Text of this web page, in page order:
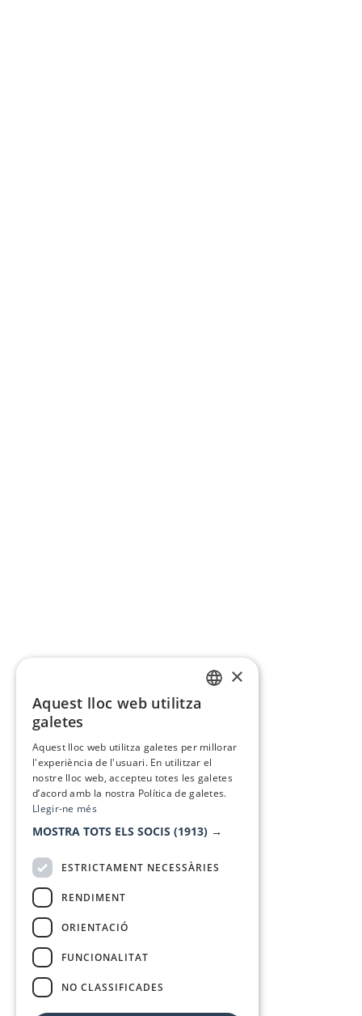
×
Aquest lloc web utilitza
galetes
Aquest lloc web utilitza galetes per millorar
l'experiència de l'usuari. En utilitzar el
nostre lloc web, accepteu totes les galetes
d’acord amb la nostra Política de galetes.
Llegir-ne més
MOSTRA TOTS ELS SOCIS (1913) →
ESTRICTAMENT NECESSÀRIES
RENDIMENT
ORIENTACIÓ
FUNCIONALITAT
NO CLASSIFICADES